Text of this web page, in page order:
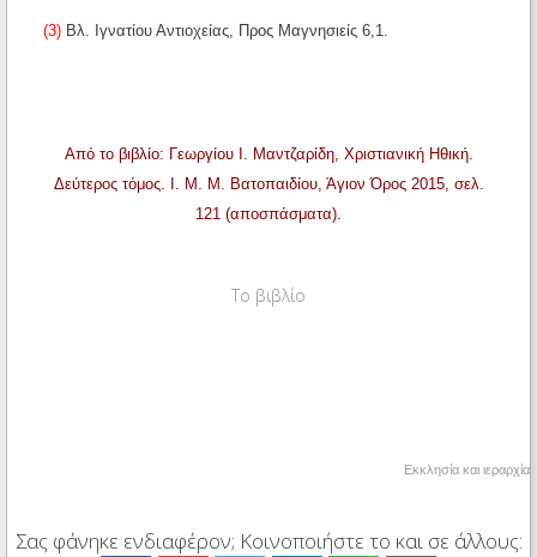
(3) Βλ. Ιγνατίου Αντιοχείας, Προς Μαγνησιείς 6,1.
Από το βιβλίο: Γεωργίου Ι. Μαντζαρίδη, Χριστιανική Ηθική.
Δεύτερος τόμος. Ι. Μ. Μ. Βατοπαιδίου, Άγιον Όρος 2015, σελ.
121 (αποσπάσματα).
Το βιβλίο
Εκκλησία και ιεραρχία
Σας φάνηκε ενδιαφέρον; Κοινοποιήστε το και σε άλλους: